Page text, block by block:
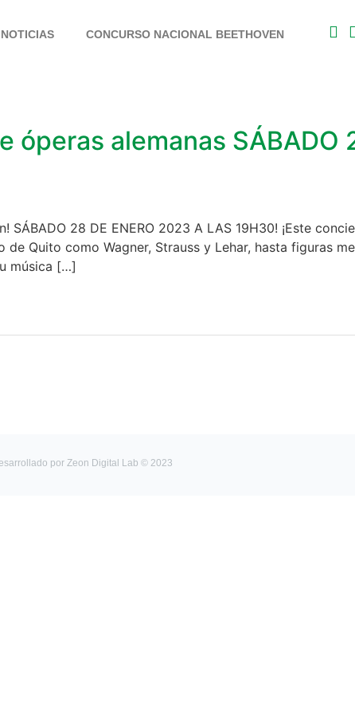
NOTICIAS CONCURSO NACIONAL BEETHOVEN
óperas alemanas SÁBADO
SÁBADO 28 DE ENERO 2023 A LAS 19H30! ¡Este
Quito como Wagner, Strauss y Lehar, hasta figuras
música […]
por Zeon Digital Lab © 2023